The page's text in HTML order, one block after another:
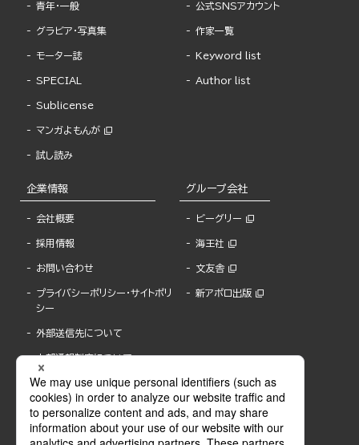
青年・一般
グラビア・写真集
モーター誌
SPECIAL
Sublicense
マンガよもんが
試し読み
公式SNSアカウント
作家一覧
Keyword list
Author list
企業情報
会社概要
採用情報
お問い合わせ
プライバシーポリシー・サイトポリ
シー
外部送信先について
内部通報制度について
グループ会社
ビーグリー
海王社
文友舎
新アポロ出版